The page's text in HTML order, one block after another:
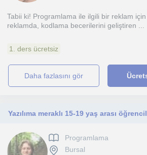
Tabii ki! Programlama ile ilgili bir reklam için
reklamda, kodlama becerilerini geliştiren ...
1. ders ücretsiz
daha fazlasını gör
Programlama
Bursal